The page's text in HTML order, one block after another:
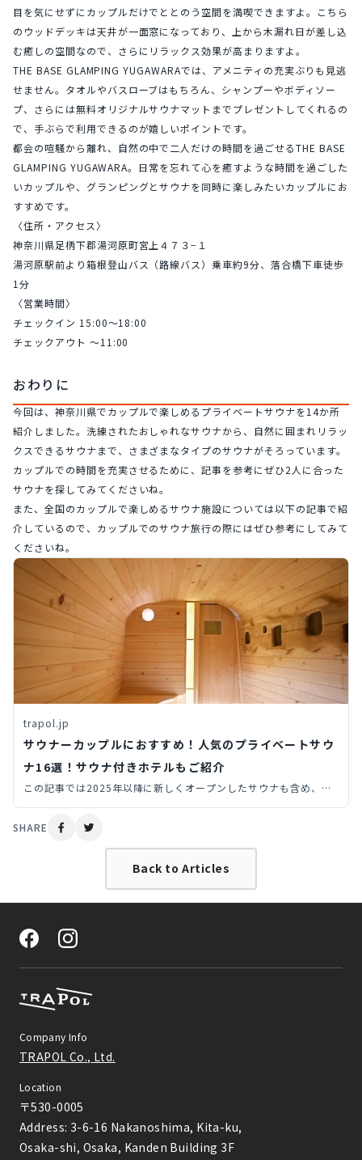
目を気にせずにカップルだけでととのう空間を満喫できますよ。こちら
のウッドデッキは天井が一面窓になっており、上から木漏れ日が差し込
む癒しの空間なので、さらにリラックス効果が高まりますよ。
THE BASE GLAMPING YUGAWARAでは、アメニティの充実ぶりも見逃
せません。タオルやバスローブはもちろん、シャンプーやボディソー
プ、さらには無料オリジナルサウナマットまでプレゼントしてくれるの
で、手ぶらで利用できるのが嬉しいポイントです。
都会の喧騒から離れ、自然の中で二人だけの時間を過ごせるTHE BASE
GLAMPING YUGAWARA。日常を忘れて心を癒すような時間を過ごした
いカップルや、グランピングとサウナを同時に楽しみたいカップルにお
すすめです。
〈住所・アクセス〉
神奈川県足柄下郡湯河原町宮上４７３−１
湯河原駅前より箱根登山バス（路線バス）乗車約9分、落合橋下車徒歩
1分
〈営業時間〉
チェックイン 15:00～18:00
チェックアウト ～11:00
おわりに
今回は、神奈川県でカップルで楽しめるプライベートサウナを14か所
紹介しました。洗練されたおしゃれなサウナから、自然に囲まれリラッ
クスできるサウナまで、さまざまなタイプのサウナがそろっています。
カップルでの時間を充実させるために、記事を参考にぜひ2人に合った
サウナを探してみてくださいね。
また、全国のカップルで楽しめるサウナ施設については以下の記事で紹
介しているので、カップルでのサウナ旅行の際にはぜひ参考にしてみて
くださいね。
trapol.jp
サウナーカップルにおすすめ！人気のプライベートサウ
ナ16選！サウナ付きホテルもご紹介
この記事では2025年以降に新しくオープンしたサウナも含め、プ
ライベートサウナ（個室サウナ・貸切サウナ）からサウナ付きホテ
ルまで、旅先で行きたい全国のサウナを14個厳選してご紹介しま
SHARE
Back to Articles
Company Info
TRAPOL Co., Ltd.
Location
〒530-0005
Address: 3-6-16 Nakanoshima, Kita-ku,
Osaka-shi, Osaka, Kanden Building 3F